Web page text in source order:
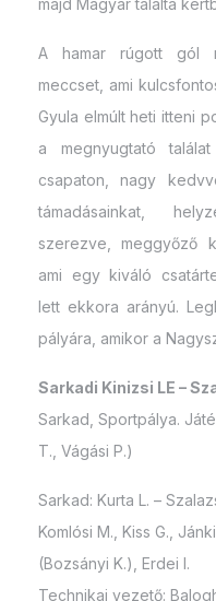
A hamar rúgott gól
meccset, ami
Gyula elmúlt heti itteni
a megnyugtató
csapaton, nagy
támadásainkat,
szerezve, meggyőző
ami egy kiváló
lett ekkora arányú.
pályára, amikor a
Sarkadi Kinizsi LE –
Sarkad, Sportpálya.
T., Vágási P.)
Sarkad: Kurta L. –
Komlósi M., Kiss G.,
(Bozsányi K.), Erdei I.
Technikai vezető: